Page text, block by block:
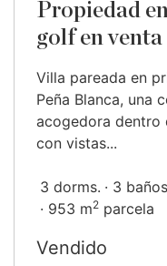
Propiedad
golf en
Villa pareada en
Peña Blanca, una
acogedora dentro
con vistas...
3 dorms. 3 baños
953 m2 parcela
Vendido